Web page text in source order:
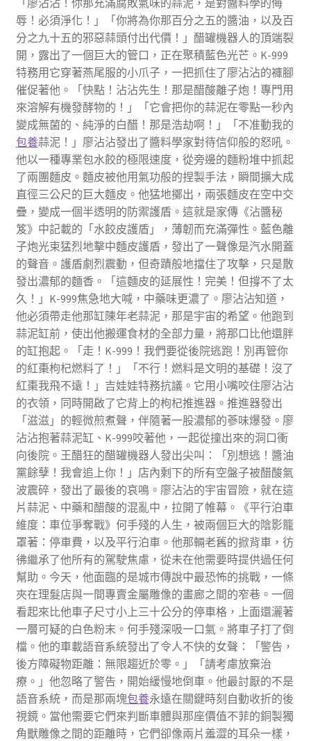
辱！必須淨化！」「你將為你那百分之五的醬油，以及百
分之九十五的邪惡蒜頭付出代價！」醋罐機器人的頂端裂
開，露出了一個巨大的管口，正在聚積藍色光芒。K-999
特務用它穿著燕尾服的小爪子，一把抓住了廖沾沾的褲腳
催促著他。「快點！沾沾先生！那是醋酸離子炮！專門用
來溶解有機發酵物的！」「它會把你的蒜泥在零點一秒內
變成無菌的、純淨的白醋！那是浩劫啊！」「不准動我的
包養蒜泥！」廖沾沾發出了醬料學家對待信仰般的怒吼。
他以一種專業包水餃的極限速度，從旁邊的麵粉堆中抓起
了兩團麵皮。麵皮被他用氣功般的捏製手法，瞬間擴大成
直徑三公尺的巨大麵皮。他猛地擲出，兩張麵皮在空中交
疊，變成一個半透明的防禦護盾。這就是家傳《沾醬秘
笈》中記載的「水餃皮護盾」，薄韌而充滿彈性。藍色離
子炮光束猛烈地擊中麵皮護盾，發出了一聲像是汽水開蓋
的聲音。護盾劇烈震動，但奇蹟般地擋住了攻擊，只是散
發出濃郁的麵香。「這麵皮的延展性！完美！但撐不了太
久！」K-999焦急地大喊，中藥味更濃了。廖沾沾知道，
他必須帶走他那缸陳年老蒜泥，那是宇宙的希望。他跑到
蒜泥缸前，使出他搬運食材的全部力量，將那口比他還胖
的缸抱起。「走！K-999！我們要從後院逃跑！別再管你
的紅棗枸杞燃料了！」「不行！燃料是文明的基礎！沒了
紅棗我飛不遠！」吉娃娃特務抗議。它用小嘴咬住廖沾沾
的衣領，同時開啟了它背上的枸杞推進器。推進器發出
「滋滋」的輕微煎煮聲，伴隨著一股濃郁的蔘味爆發。廖
沾沾抱著蒜泥缸、K-999咬著他，一起從撞出來的洞口衝
向後院。王醋狂的醋罐機器人發出尖叫：「別想逃！醬油
黨餘孽！我會追上你！」店內剩下的所有空盤子被醋酸氣
波震碎，發出了最後的哀鳴。廖沾沾的宇宙冒險，就在這
片蒜泥、中藥和醋酸的混亂中，拉開了帷幕。《平行泊車
維度：車位爭奪戰》何手殘的人生，被兩個巨大的陰影籠
罩著：停車費，以及平行泊車。他那輛老舊的掀背車，彷
彿繼承了他所有的駕駛焦慮，從未在他需要時提供過任何
幫助。今天，他面臨的是城市傳說中最恐怖的挑戰，一條
夾在理髮店與一間專賣金屬雕像的畫廊之間的窄巷。一個
看起來比他車子尺寸小上三十公分的停車格，上面還灑著
一層可疑的白色粉末。何手殘深吸一口氣。將車子打了倒
檔。他的車載語音系統發出了令人不快的女聲：「警告，
後方障礙物距離：無限趨近於零。」「請考慮放棄治
療。」他忽略了警告，開始緩慢地倒車。他最討厭的不是
語音系統，而是那兩塊包養永遠在關鍵時刻自動收折的後
視鏡。當他需要它們來判斷車體與那座價值不菲的銅製獨
角獸雕像之間的距離時，它們卻像兩片羞澀的耳朵一樣，